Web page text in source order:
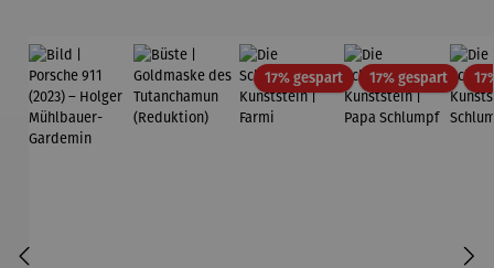
17% gespartRabatt17% gespartRabatt